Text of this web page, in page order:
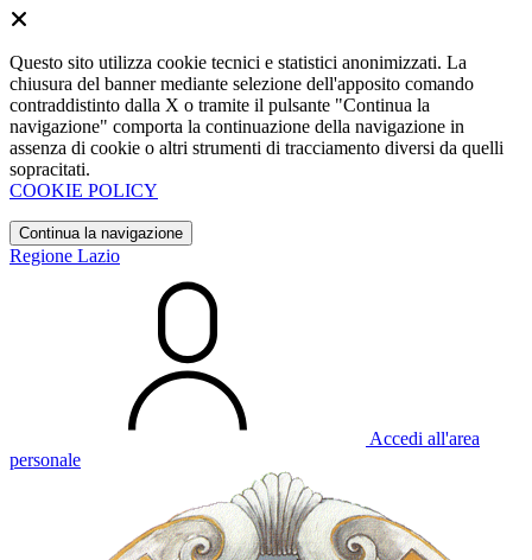
Questo sito utilizza cookie tecnici e statistici anonimizzati. La
chiusura del banner mediante selezione dell'apposito comando
contraddistinto dalla X o tramite il pulsante "Continua la
navigazione" comporta la continuazione della navigazione in
assenza di cookie o altri strumenti di tracciamento diversi da quelli
sopracitati.
COOKIE POLICY
Continua la navigazione
Regione Lazio
Accedi all'area
personale